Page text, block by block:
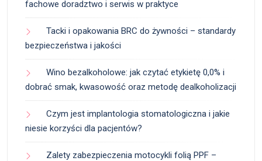
fachowe doradztwo i serwis w praktyce
Tacki i opakowania BRC do żywności – standardy
bezpieczeństwa i jakości
Wino bezalkoholowe: jak czytać etykietę 0,0% i
dobrać smak, kwasowość oraz metodę dealkoholizacji
Czym jest implantologia stomatologiczna i jakie
niesie korzyści dla pacjentów?
Zalety zabezpieczenia motocykli folią PPF –